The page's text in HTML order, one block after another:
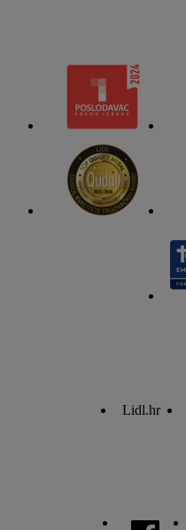
Lidl.hr